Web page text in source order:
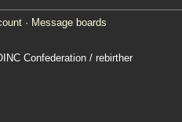
· Message boards
Confederation / rebirther